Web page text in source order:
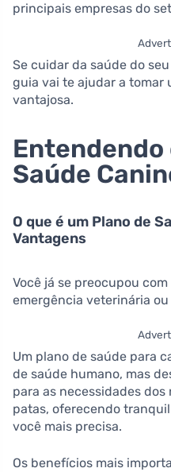
principais empresas do
Se cuidar da saúde do
guia vai te ajudar a tomar
vantajosa.
Entendendo
Saúde
O que é um Plano de
Vantagens
Você já se preocupou
emergência veterinária
Um plano de saúde para
de saúde humano, mas
para as necessidades
patas, oferecendo
você mais precisa.
Os benefícios mais